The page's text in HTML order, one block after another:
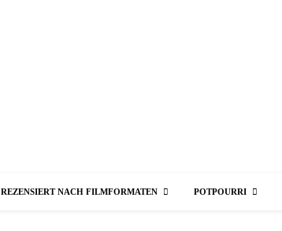
REZENSIERT NACH FILMFORMATEN POTPOURRI